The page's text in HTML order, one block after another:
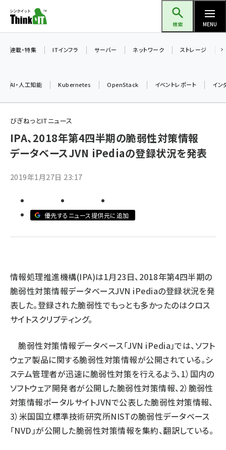
ン
ツ
検索 MENU
加藤銘のチーム貢献～仲間と築いた勝利の絆～ (2315)
iot女子会 (2281)
genai (1484)
連載・特集 ITインフラ サーバー ネットワーク ストレージ
AI・人工知能 Kubernetes OpenStack イベントレポート イン
びぎねっとITニュース
IPA、2018年第4四半期の脆弱性対策情報
データベースJVN iPediaの登録状況を発表
2019年1月27日 23:17
優先するニュース提供元に追加
情報処理推進機構(IPA)は1月23日、2018年第4四半期の
脆弱性対策情報データベースJVN iPediaの登録状況を発
表した。登録された脆弱性でもっとも多かったのはクロス
サイトスクリプティング。
脆弱性対策情報データベース「JVN iPedia」では、ソフト
ウェア製品に関する脆弱性対策情報が公開されている。シ
ステム管理者が迅速に脆弱性対策を行えるよう、1）国内の
ソフトウェア開発者が公開した脆弱性対策情報、2）脆弱性
対策情報ポータルサイトJVNで公表した脆弱性対策情報、
3）米国国立標準技術研究所NISTの脆弱性データベース
「NVD」が公開した脆弱性対策情報を集約、翻訳している。